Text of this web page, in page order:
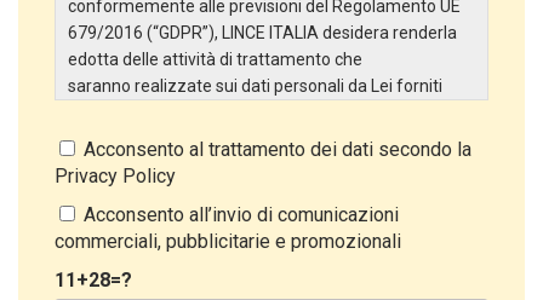
conformemente alle previsioni del Regolamento UE
679/2016 (“GDPR”), LINCE ITALIA desidera renderla
edotta delle attività di trattamento che
saranno realizzate sui dati personali da Lei forniti
particolare:
Titolare del Trattamento
Il Titolare del Trattamento è LINCE ITALIA S.r.l., con
sede in Via Variante di Cancelliera snc 00072 –
Ariccia (RM). L’interessato può esercitare i
propri diritti inviando una raccomandata alla sede
Acconsento al trattamento dei dati secondo la
Privacy Policy
Acconsento all’invio di comunicazioni
commerciali, pubblicitarie e promozionali
11+28=?